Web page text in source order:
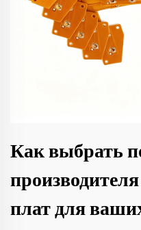
Как выбрать
плат для